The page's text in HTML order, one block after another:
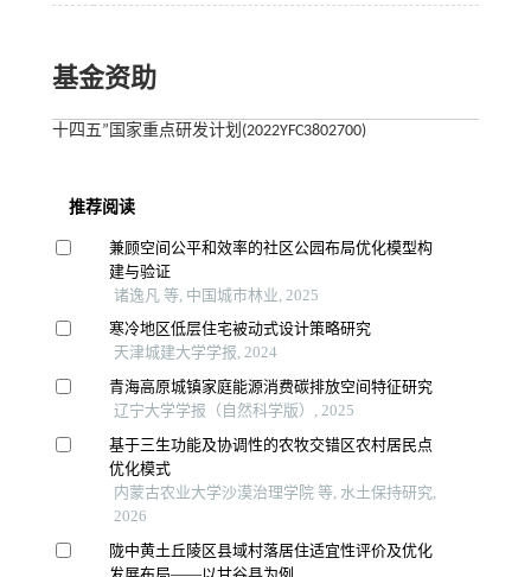
基金资助
十四五”国家重点研发计划(2022YFC3802700)